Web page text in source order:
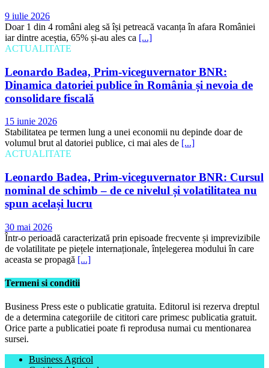
9 iulie 2026
Doar 1 din 4 români aleg să își petreacă vacanța în afara României
iar dintre aceștia, 65% și-au ales ca [...]
ACTUALITATE
Leonardo Badea, Prim-viceguvernator BNR:
Dinamica datoriei publice în România și nevoia de
consolidare fiscală
15 iunie 2026
Stabilitatea pe termen lung a unei economii nu depinde doar de
volumul brut al datoriei publice, ci mai ales de [...]
ACTUALITATE
Leonardo Badea, Prim-viceguvernator BNR: Cursul
nominal de schimb – de ce nivelul și volatilitatea nu
spun același lucru
30 mai 2026
Într-o perioadă caracterizată prin episoade frecvente și imprevizibile
de volatilitate pe piețele internaționale, înțelegerea modului în care
aceasta se propagă [...]
Termeni si conditii
Business Press este o publicatie gratuita. Editorul isi rezerva dreptul
de a determina categoriile de cititori care primesc publicatia gratuit.
Orice parte a publicatiei poate fi reprodusa numai cu mentionarea
sursei.
Business Agricol